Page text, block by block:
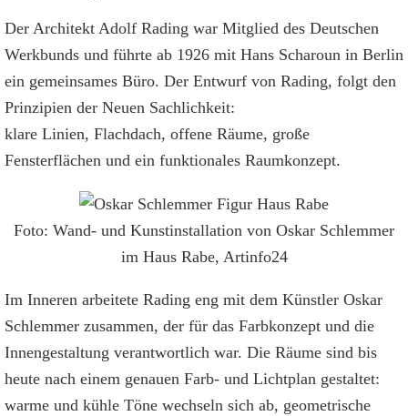
Der Architekt Adolf Rading war Mitglied des Deutschen
Werkbunds und führte ab 1926 mit Hans Scharoun in Berlin
ein gemeinsames Büro. Der Entwurf von Rading, folgt den
Prinzipien der Neuen Sachlichkeit:
klare Linien, Flachdach, offene Räume, große
Fensterflächen und ein funktionales Raumkonzept.
Foto: Wand- und Kunstinstallation von Oskar Schlemmer
im Haus Rabe, Artinfo24
Im Inneren arbeitete Rading eng mit dem Künstler Oskar
Schlemmer zusammen, der für das Farbkonzept und die
Innengestaltung verantwortlich war. Die Räume sind bis
heute nach einem genauen Farb- und Lichtplan gestaltet:
warme und kühle Töne wechseln sich ab, geometrische